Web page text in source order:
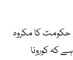
حکومت کا مکروہ
کہ کورونا